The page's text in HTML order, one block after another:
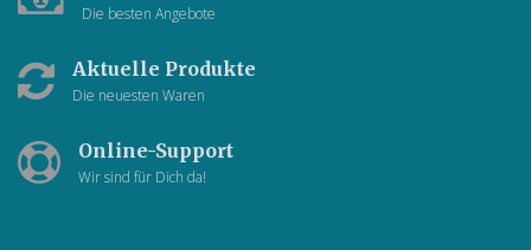
Die besten Angebote
Aktuelle Produkte
Die neuesten Waren
Online-Support
Wir sind für Dich da!